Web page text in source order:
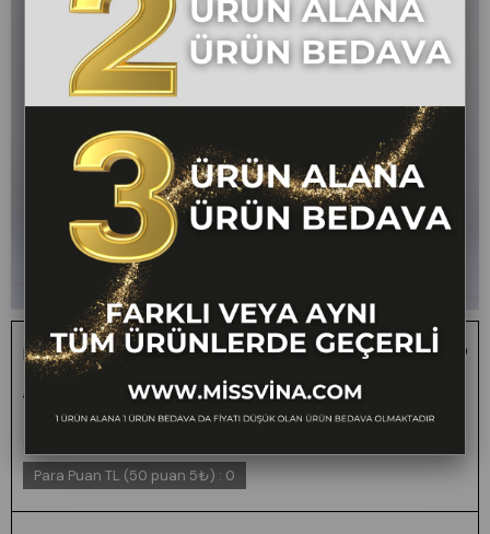
Roselle Kemerli Kapri Pantolon
₺2.200,00 ₺1.099,00 50
1 ALANA 1 BEDAVA -
FARKLI VEYA AYNI
TÜM ÜRÜNLERDE
Para Puan TL (50 puan 5₺) : 0